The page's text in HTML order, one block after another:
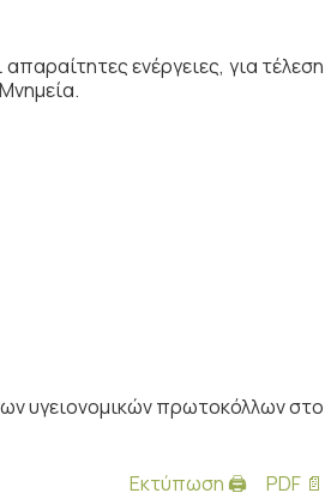
ενέργειες, για τέλεση
υγειονομικών πρωτοκόλλων στο
Εκτύπωση 🖨
PDF 📄